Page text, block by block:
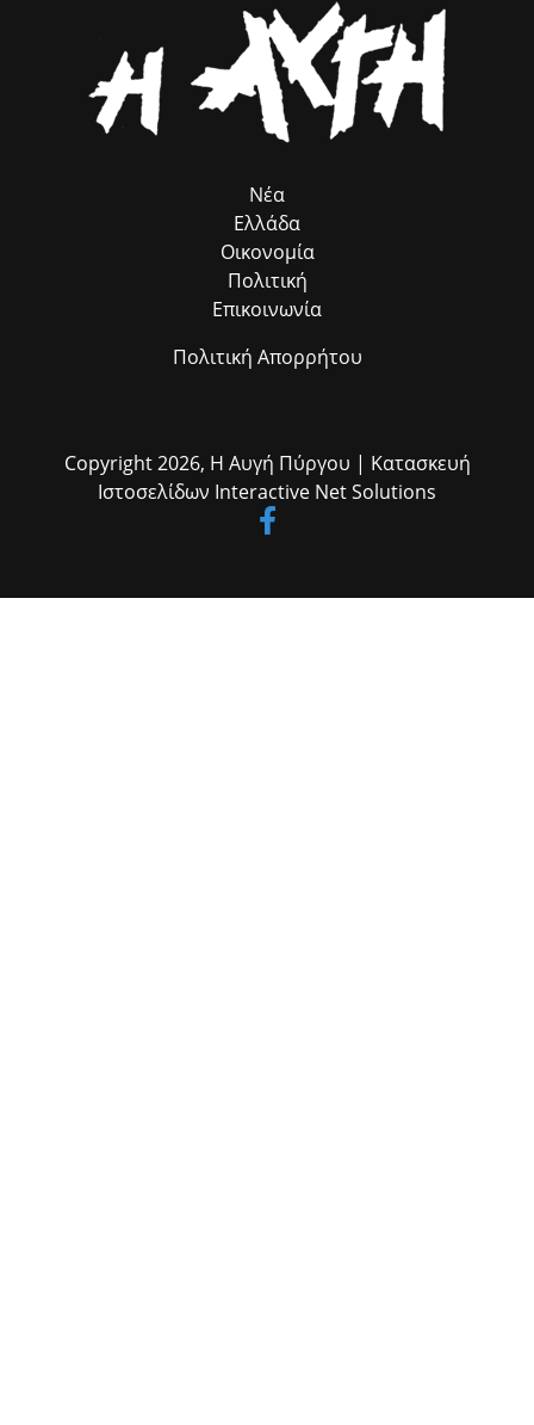
συμβολή του προγράμματος, που λειτουργεί ως πολύτιμος
σύμβουλος προσέλκυσης πόρων, χωρίς να επιβαρύνει ούτε με ένα
ευρώ τον Δήμο μας. Παράλληλα, εκφράζω τις θερμές μου ευχαριστίες
στον αρμόδιο Αντιδήμαρχο κ. Ηλία Ευσταθόπουλο για τον
συντονισμό, τη Διεύθυνση Πρόνοιας και την Προϊσταμένη της κα Σία
Ανδριοπούλου, καθώς και τον άμισθο σύμβουλό μου για θέματα
Ρομά κ. Νίκο Μπατζαλή, για την ακριβή μεταφορά των αναγκών από
η ομαδική δουλειά φέρνει απτά αποτελέσματα για όλους τους
Νέα
Ελλάδα
Οικονομία
Πολιτική
Επικοινωνία
Πολιτική Απορρήτου
Copyright 2026, Η Αυγή Πύργου | Κατασκευή
Ιστοσελίδων Interactive Net Solutions